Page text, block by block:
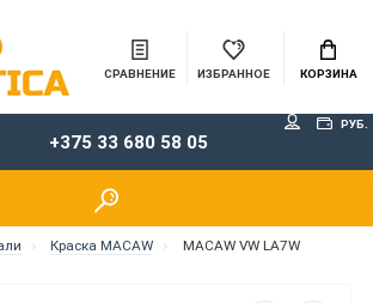
СРАВНЕНИЕ ИЗБРАННОЕ КОРЗИНА
+375 33 680 58 05
РУБ.
Краска MACAW MACAW VW LA7W